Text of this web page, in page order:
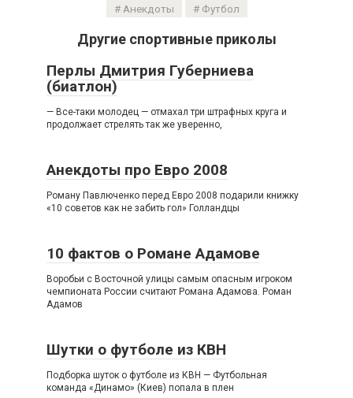
Анекдоты Футбол
Другие спортивные приколы
Перлы Дмитрия Губерниева
(биатлон)
— Все-таки молодец — отмахал три штрафных круга и
продолжает стрелять так же уверенно,
Анекдоты про Евро 2008
Роману Павлюченко перед Евро 2008 подарили книжку
«10 советов как не забить гол» Голландцы
10 фактов о Романе Адамове
Воробьи с Восточной улицы самым опасным игроком
чемпионата России считают Романа Адамова. Роман
Адамов
Шутки о футболе из КВН
Подборка шуток о футболе из КВН — Футбольная
команда «Динамо» (Киев) попала в плен